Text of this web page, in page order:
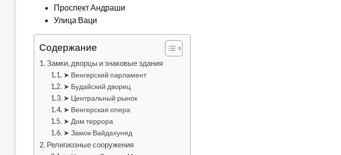
Проспект Андраши
Улица Ваци
Содержание
Замки, дворцы и знаковые здания
➤ Венгерский парламент
➤ Будайский дворец
➤ Центральный рынок
➤ Венгерская опера
➤ Дом террора
➤ Замок Вайдахуняд
Религиозные сооружения